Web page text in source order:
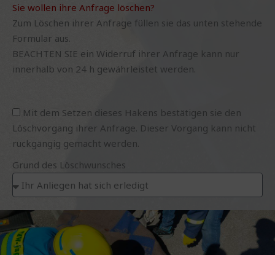
Sie wollen ihre Anfrage löschen?
Zum Löschen ihrer Anfrage füllen sie das unten stehende
Formular aus.
BEACHTEN SIE ein Widerruf ihrer Anfrage kann nur
innerhalb von 24 h gewährleistet werden.
Mit dem Setzen dieses Hakens bestätigen sie den
Löschvorgang ihrer Anfrage. Dieser Vorgang kann nicht
rückgängig gemacht werden.
Grund des Löschwunsches